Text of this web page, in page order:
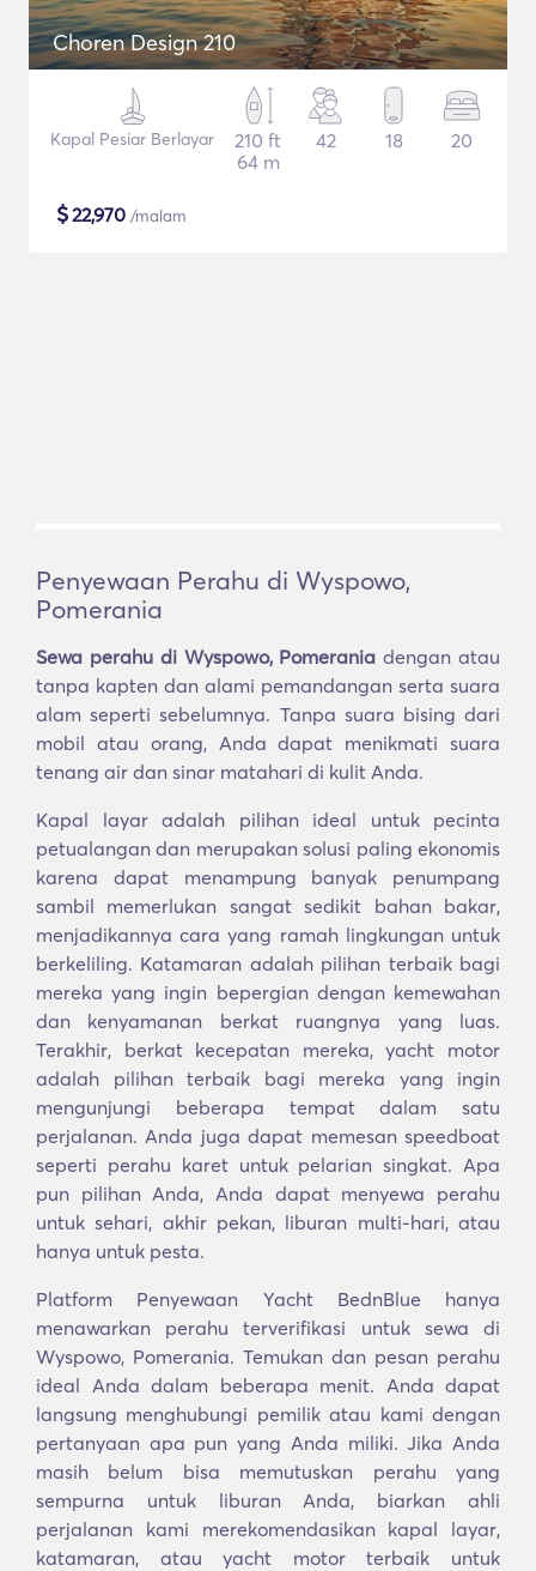
Choren Design 210
Kapal Pesiar Berlayar
210 ft
64 m
42 18 20
$22,970 /malam
Penyewaan Perahu di Wyspowo,
Pomerania
Sewa perahu di Wyspowo, Pomerania dengan atau
tanpa kapten dan alami pemandangan serta suara
alam seperti sebelumnya. Tanpa suara bising dari
mobil atau orang, Anda dapat menikmati suara
tenang air dan sinar matahari di kulit Anda.
Kapal layar adalah pilihan ideal untuk pecinta
petualangan dan merupakan solusi paling ekonomis
karena dapat menampung banyak penumpang
sambil memerlukan sangat sedikit bahan bakar,
menjadikannya cara yang ramah lingkungan untuk
berkeliling. Katamaran adalah pilihan terbaik bagi
mereka yang ingin bepergian dengan kemewahan
dan kenyamanan berkat ruangnya yang luas.
Terakhir, berkat kecepatan mereka, yacht motor
adalah pilihan terbaik bagi mereka yang ingin
mengunjungi beberapa tempat dalam satu
perjalanan. Anda juga dapat memesan speedboat
seperti perahu karet untuk pelarian singkat. Apa
pun pilihan Anda, Anda dapat menyewa perahu
untuk sehari, akhir pekan, liburan multi-hari, atau
hanya untuk pesta.
Platform Penyewaan Yacht BednBlue hanya
menawarkan perahu terverifikasi untuk sewa di
Wyspowo, Pomerania. Temukan dan pesan perahu
ideal Anda dalam beberapa menit. Anda dapat
langsung menghubungi pemilik atau kami dengan
pertanyaan apa pun yang Anda miliki. Jika Anda
masih belum bisa memutuskan perahu yang
sempurna untuk liburan Anda, biarkan ahli
perjalanan kami merekomendasikan kapal layar,
katamaran, atau yacht motor terbaik untuk